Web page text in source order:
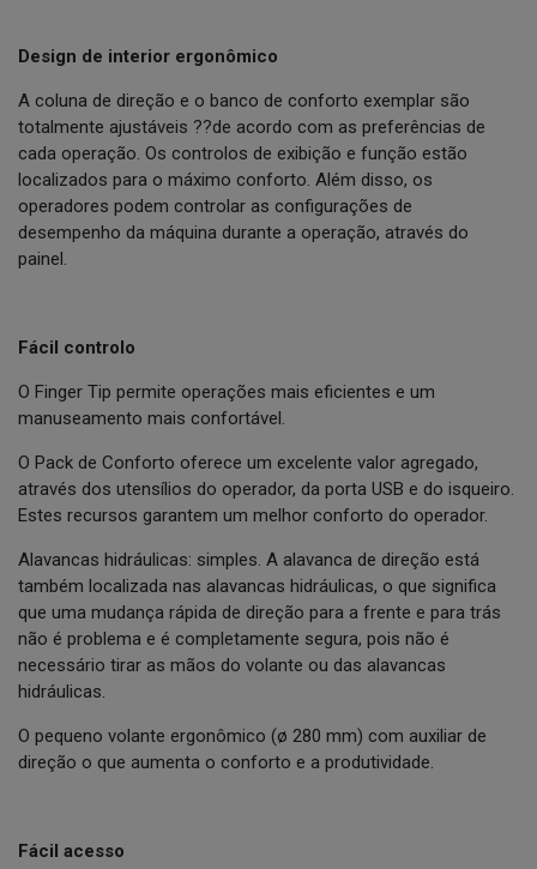
Design de interior ergonômico
A coluna de direção e o banco de conforto exemplar são
totalmente ajustáveis ??de acordo com as preferências de
cada operação. Os controlos de exibição e função estão
localizados para o máximo conforto. Além disso, os
operadores podem controlar as configurações de
desempenho da máquina durante a operação, através do
painel.
Fácil controlo
O Finger Tip permite operações mais eficientes e um
manuseamento mais confortável.
O Pack de Conforto oferece um excelente valor agregado,
através dos utensílios do operador, da porta USB e do isqueiro.
Estes recursos garantem um melhor conforto do operador.
Alavancas hidráulicas: simples. A alavanca de direção está
também localizada nas alavancas hidráulicas, o que significa
que uma mudança rápida de direção para a frente e para trás
não é problema e é completamente segura, pois não é
necessário tirar as mãos do volante ou das alavancas
hidráulicas.
O pequeno volante ergonômico (ø 280 mm) com auxiliar de
direção o que aumenta o conforto e a produtividade.
Fácil acesso